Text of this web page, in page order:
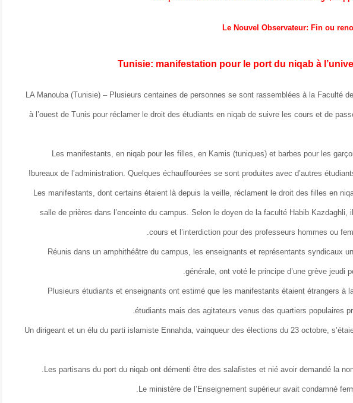
Le Nouvel Observateur: Fin ou
Tunisie: manifestation pour le port du niqab à
LA Manouba (Tunisie) – Plusieurs centaines de personnes se sont rassemblées à la Faculté
à l’ouest de Tunis pour réclamer le droit des étudiants en niqab de suivre les cours et de
Les manifestants, en niqab pour les filles, en Kamis (tuniques) et barbes pour les
bureaux de l’administration. Quelques échauffourées se sont produites avec d’autres
Les manifestants, dont certains étaient là depuis la veille, réclament le droit des filles en
salle de prières dans l’enceinte du campus. Selon le doyen de la faculté Habib
cours et l’interdiction pour des professeurs hommes ou
Réunis dans un amphithéâtre du campus, les enseignants et représentants syndicaux
générale, ont voté le principe d’une grève jeudi
Plusieurs étudiants et enseignants ont estimé que les manifestants étaient étrangers à
étudiants mais des agitateurs venus des quartiers populaires
Un dirigeant et un élu du parti islamiste Ennahda, vainqueur des élections du 23 octobre,
Les partisans du port du niqab ont démenti être des salafistes et nié avoir demandé la
Le ministère de l’Enseignement supérieur avait condamné